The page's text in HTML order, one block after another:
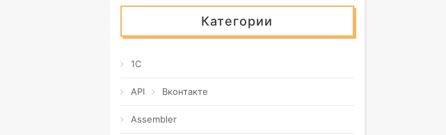
Категории
1C
API Вконтакте
Assembler